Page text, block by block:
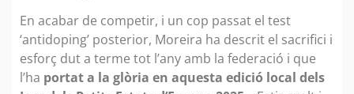
En acabar de competir, i un cop passat el test
‘antidoping’ posterior, Moreira ha descrit el sacrifici i
esforç dut a terme tot l’any amb la federació i que
l’ha portat a la glòria en aquesta edició local dels